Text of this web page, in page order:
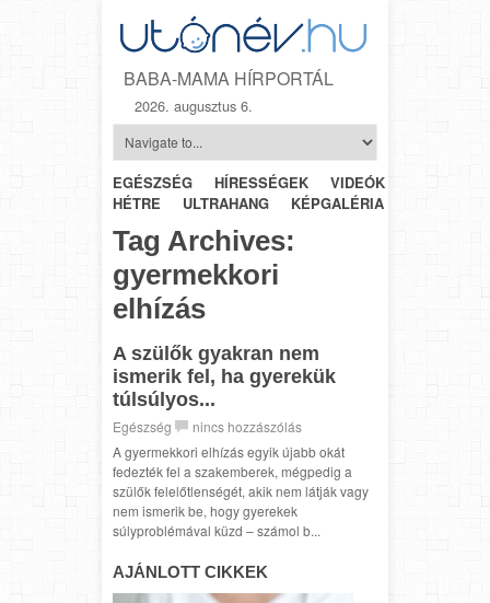
BABA-MAMA HÍRPORTÁL
2026. augusztus 6.
EGÉSZSÉG HÍRESSÉGEK VIDEÓK
HÉTRŐL-
HÉTRE
ULTRAHANG KÉPGALÉRIA
Tag Archives:
gyermekkori
elhízás
A szülők gyakran nem
ismerik fel, ha gyerekük
túlsúlyos...
Egészség
nincs hozzászólás
A gyermekkori elhízás egyik újabb okát
fedezték fel a szakemberek, mégpedig a
szülők felelőtlenségét, akik nem látják vagy
nem ismerik be, hogy gyerekek
súlyproblémával küzd – számol b...
AJÁNLOTT CIKKEK